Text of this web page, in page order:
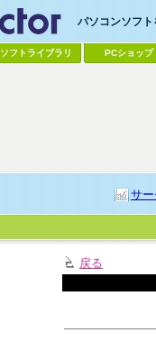
パソコンソフト
ソフトライブラリ PCショップ
サー
戻る